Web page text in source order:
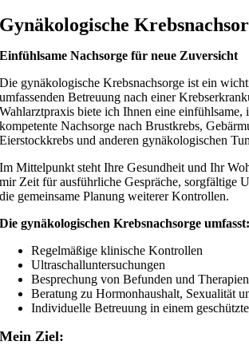
Gynäkologische
Einfühlsame Nachsorge für neue Zuversicht
Die gynäkologische Krebsnachsorge ist ein
umfassenden Betreuung nach einer
Wahlarztpraxis biete ich Ihnen eine einfühlsame,
kompetente Nachsorge nach Brustkrebs,
Eierstockkrebs und anderen gynäkologischen
Im Mittelpunkt steht Ihre Gesundheit und Ihr
mir Zeit für ausführliche Gespräche, sorgfältige
die gemeinsame Planung weiterer Kontrollen.
Die gynäkologischen Krebsnachsorge umfasst:
Regelmäßige klinische Kontrollen
Ultraschalluntersuchungen
Besprechung von Befunden und Therapien
Beratung zu Hormonhaushalt, Sexualität
Individuelle Betreuung in einem
Mein Ziel: